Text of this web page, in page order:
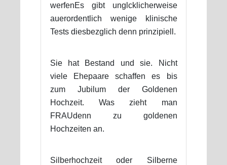
werfenEs gibt unglcklicherweise
auerordentlich wenige klinische
Tests diesbezglich denn prinzipiell.
Sie hat Bestand und sie. Nicht
viele Ehepaare schaffen es bis
zum Jubilum der Goldenen
Hochzeit. Was zieht man
FRAUdenn zu goldenen
Hochzeiten an.
Silberhochzeit oder Silberne